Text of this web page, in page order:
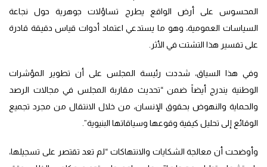
المحسوس على أرض الواقع يطرح تساؤلات جوهرية حول نجاعة
السياسات العمومية، وهو ما يستدعي اعتماد أدوات قياس دقيقة قادرة
على تفسير هذا التشتت في الأثر.
وفي هذا السياق، شددت رئيسة المجلس على أن تطوير المؤشرات
الوطنية يندرج أيضاً ضمن “تحديث مقاربة المجلس في مجالات الرصد
والحماية والنهوض بحقوق الإنسان، من خلال الانتقال من مجرد تجميع
الوقائع إلى تحليل كيفية وقوعها وسياقاتها البنيوية”.
وأوضحت أن معالجة الشكايات والانتهاكات “لم تعد تقتصر على تسجيلها،